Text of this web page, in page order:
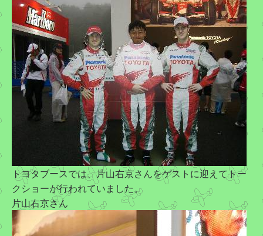
トヨタブースでは、片山右京さんをゲストに迎えてトー
クショーが行われていました。
片山右京さん